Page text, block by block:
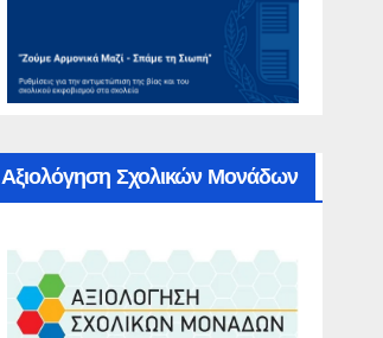
Αξιολόγηση Σχολικών Μονάδων